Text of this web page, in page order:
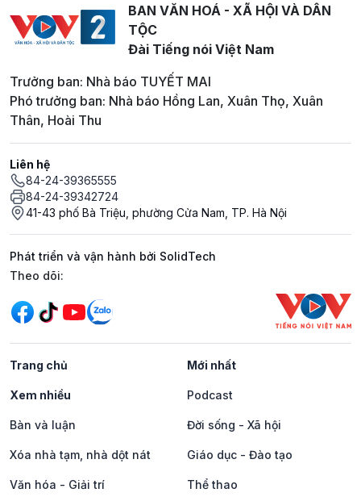
BAN VĂN HOÁ - XÃ HỘI VÀ DÂN
TỘC
Đài Tiếng nói Việt Nam
Trưởng ban: Nhà báo TUYẾT MAI
Phó trưởng ban: Nhà báo Hồng Lan, Xuân Thọ, Xuân
Thân, Hoài Thu
Liên hệ
84-24-39365555
84-24-39342724
41-43 phố Bà Triệu, phường Cửa Nam, TP. Hà Nội
Phát triển và vận hành bởi SolidTech
Mạng xã hội
Theo dõi:
Trang chủ Mới nhất
Xem nhiều Podcast
Bàn và luận Đời sống - Xã hội
Xóa nhà tạm, nhà dột nát Giáo dục - Đào tạo
Văn hóa - Giải trí Thể thao